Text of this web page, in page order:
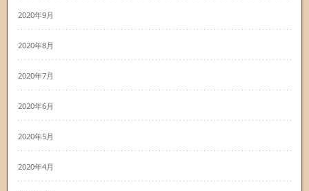
2020年9月
2020年8月
2020年7月
2020年6月
2020年5月
2020年4月